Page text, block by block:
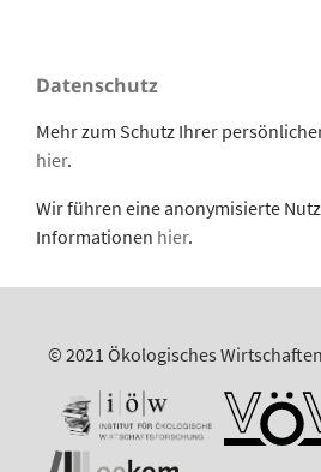
Datenschutz
Mehr zum Schutz Ihrer
hier.
Wir führen eine anonymisierte
Informationen hier.
© 2021 Ökologisches